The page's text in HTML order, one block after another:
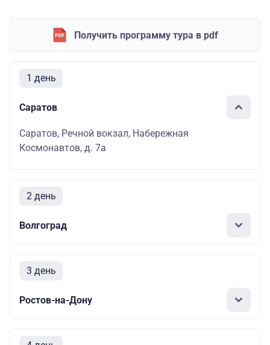
Получить программу тура в pdf
1 день
Саратов
Саратов, Речной вокзал, Набережная
Космонавтов, д. 7а
2 день
Волгоград
3 день
Ростов-на-Дону